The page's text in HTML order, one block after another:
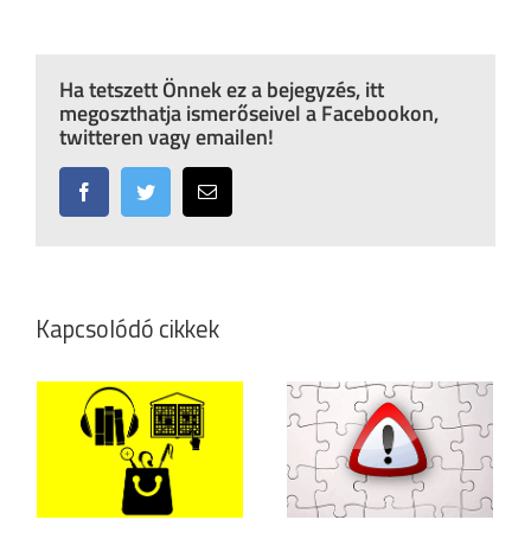
Ha tetszett Önnek ez a bejegyzés, itt
megoszthatja ismerőseivel a Facebookon,
twitteren vagy emailen!
FacebookTwitter Email:
Kapcsolódó cikkek